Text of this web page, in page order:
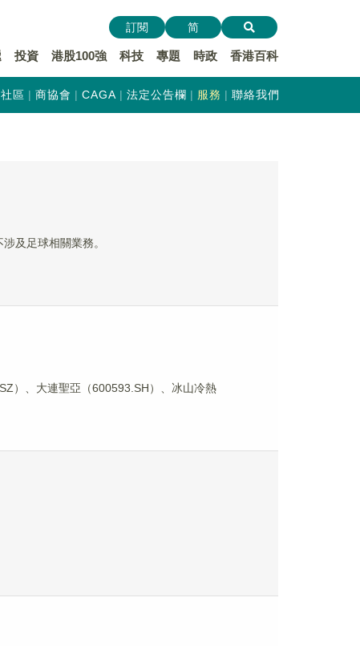
投資 港股100強 科技 專題 時政 香港百科
訂閱 简
社區 商協會 CAGA 法定公告欄 服務 聯絡我們
及足球相關業務。
）、大連聖亞（600593.SH）、冰山冷熱